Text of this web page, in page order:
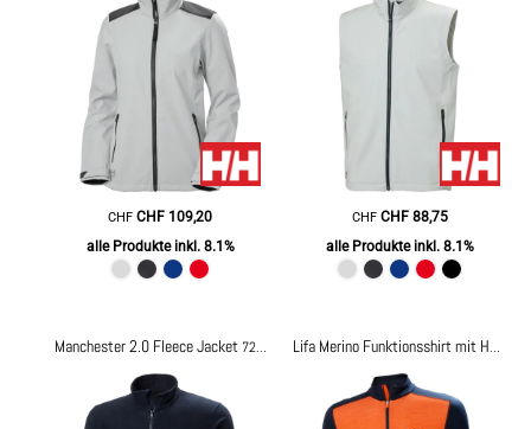
CHFCHF 109,20
alle Produkte inkl. 8.1%
CHF CHF88,75
alle Produkte inkl. 8.1%
Manchester 2.0 Fleece Jacket 72096 Lifa Merino Funktionsshirt mit Halbreißverschluss